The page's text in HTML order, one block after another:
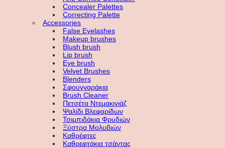
Concealer Palettes
Correcting Palette
Accessories
False Eyelashes
Makeup brushes
Blush brush
Lip brush
Eye brush
Velvet Brushes
Blenders
Σφουγγαράκια
Brush Cleaner
Πετσέτα Ντεμακιγιάζ
Ψαλίδι Βλεφαρίδων
Τσιμπιδάκια Φρυδιών
Ξύστρα Μολυβιών
Καθρέφτες
Καθρεφτάκια τσάντας